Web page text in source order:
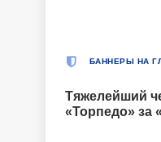
БАННЕРЫ НА
Тяжелейший
«Торпедо» за